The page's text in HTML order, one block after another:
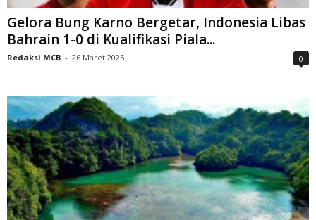
Gelora Bung Karno Bergetar, Indonesia Libas
Bahrain 1-0 di Kualifikasi Piala...
Redaksi MCB - 26 Maret 2025 0